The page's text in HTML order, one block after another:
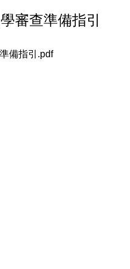
審查準備指引
備指引.pdf